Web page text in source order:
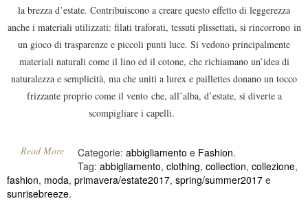
la brezza d’estate. Contribuiscono a creare questo effetto di leggerezza
anche i materiali utilizzati: filati traforati, tessuti plissettati, si rincorrono in
un gioco di trasparenze e piccoli punti luce. Si vedono principalmente
materiali naturali come il lino ed il cotone, che richiamano un’idea di
naturalezza e semplicità, ma che uniti a lurex e paillettes donano un tocco
frizzante proprio come il vento che, all’alba, d’estate, si diverte a
scompigliare i capelli.
Read More Categorie: abbigliamento e Fashion.
Tag: abbigliamento, clothing, collection, collezione,
fashion, moda, primavera/estate2017, spring/summer2017 e
sunrisebreeze.